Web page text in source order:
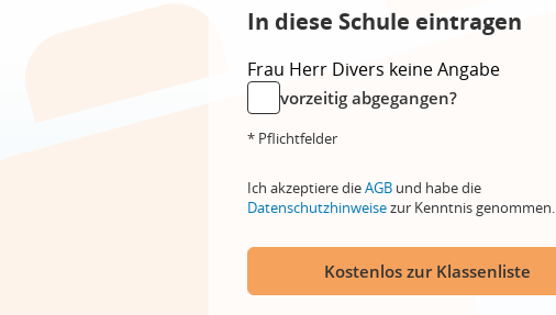
In diese Schule eintragen
Frau Herr Divers keine Angabe
vorzeitig abgegangen?
* Pflichtfelder
Ich akzeptiere dieAGB und habe die
Datenschutzhinweisezur Kenntnis genommen.
Kostenlos zur Klassenliste